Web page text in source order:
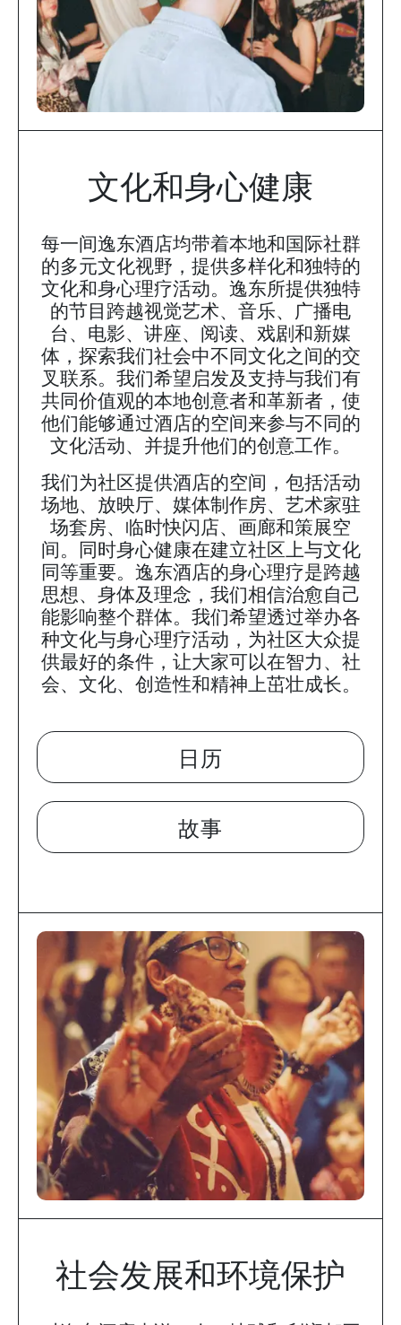
文化和身心健康
每一间逸东酒店均带着本地和国际社群
的多元文化视野，提供多样化和独特的
文化和身心理疗活动。逸东所提供独特
的节目跨越视觉艺术、音乐、广播电
台、电影、讲座、阅读、戏剧和新媒
体，探索我们社会中不同文化之间的交
叉联系。我们希望启发及支持与我们有
共同价值观的本地创意者和革新者，使
他们能够通过酒店的空间来参与不同的
文化活动、并提升他们的创意工作。
我们为社区提供酒店的空间，包括活动
场地、放映厅、媒体制作房、艺术家驻
场套房、临时快闪店、画廊和策展空
间。同时身心健康在建立社区上与文化
同等重要。逸东酒店的身心理疗是跨越
思想、身体及理念，我们相信治愈自己
能影响整个群体。我们希望透过举办各
种文化与身心理疗活动，为社区大众提
供最好的条件，让大家可以在智力、社
会、文化、创造性和精神上茁壮成长。
日历
故事
社会发展和环境保护